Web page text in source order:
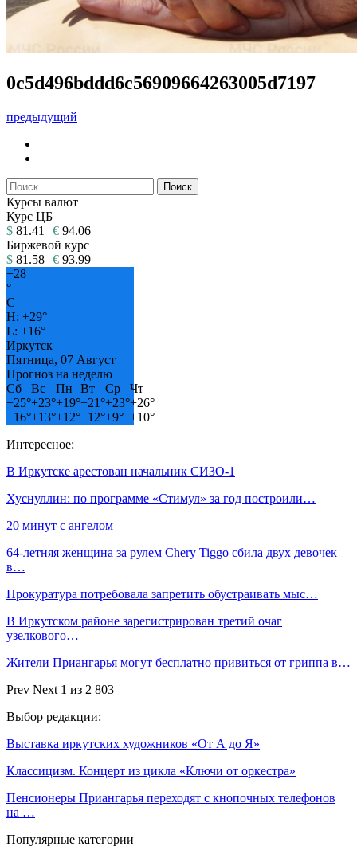
0c5d496bddd6c56909664263005d7197
предыдущий
Курсы валют
Курс ЦБ
$ 81.41 € 94.06
Биржевой курс
$ 81.58 € 93.99
+28
°
C
H: +29°
L: +16°
Иркутск
Пятница, 07 Август
Прогноз на неделю
Сб
Вс Пн Вт Ср
Чт
+25°+23°+19°+21°+23°+26°
+16°+13°+12°+12°+9° +10°
Интересное:
В Иркутске арестован начальник СИЗО-1
Хуснуллин: по программе «Стимул» за год построили…
20 минут с ангелом
64-летняя женщина за рулем Chery Tiggo сбила двух девочек
в…
Прокуратура потребовала запретить обустраивать мыс…
В Иркутском районе зарегистрирован третий очаг
узелкового…
Жители Приангарья могут бесплатно привиться от гриппа в…
Prev Next 1 из 2 803
Выбор редакции:
Выставка иркутских художников «От А до Я»
Классицизм. Концерт из цикла «Ключи от оркестра»
Пенсионеры Приангарья переходят с кнопоч­ных телефонов
на …
Популярные категории